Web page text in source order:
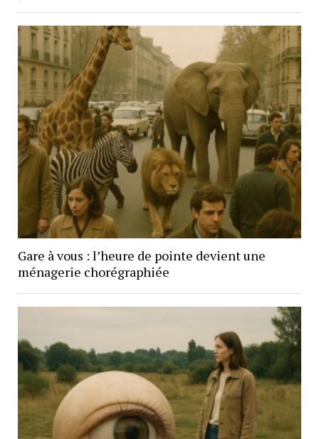
Gare à vous : l’heure de pointe devient une
ménagerie chorégraphiée